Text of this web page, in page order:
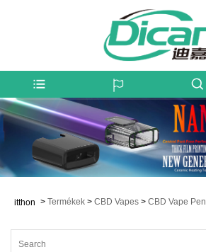
itthon > Termékek > CBD Vapes > CBD Vape Pen